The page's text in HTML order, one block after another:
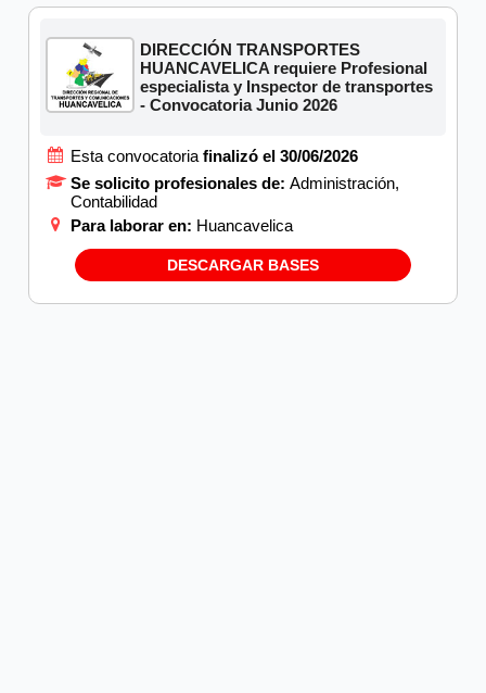
DIRECCIÓN TRANSPORTES
HUANCAVELICA requiere Profesional
especialista y Inspector de transportes
- Convocatoria Junio 2026
Esta convocatoria finalizó el 30/06/2026
Se solicito profesionales de: Administración,
Contabilidad
Para laborar en: Huancavelica
DESCARGAR BASES